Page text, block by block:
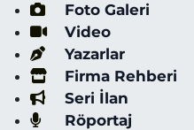
Foto Galeri
Video
Yazarlar
Firma Rehberi
Seri İlan
Röportaj